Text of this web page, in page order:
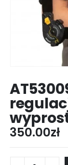
350.00zł